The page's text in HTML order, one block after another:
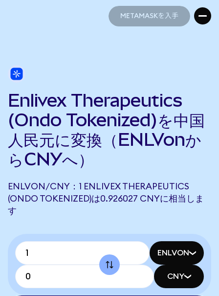
METAMASKを入手
Enlivex Therapeutics
(Ondo Tokenized)を中国
人民元に変換（ENLVonか
らCNYへ）
ENLVON/CNY：1 ENLIVEX THERAPEUTICS
(ONDO TOKENIZED)は0.926027 CNYに相当しま
す
ENLVON
CNY